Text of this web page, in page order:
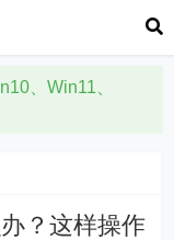
、Win11、
？这样操作